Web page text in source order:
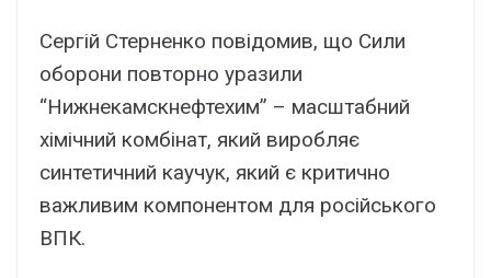
Сергій Стерненко повідомив, що Сили
оборони повторно уразили
“Нижнекамскнефтехим” – масштабний
хімічний комбінат, який виробляє
синтетичний каучук, який є критично
важливим компонентом для російського
ВПК.